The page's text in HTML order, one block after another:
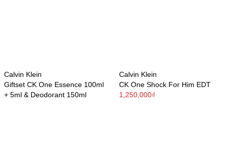
Calvin Klein
Giftset CK One Essence 100ml
+ 5ml & Deodorant 150ml
Calvin Klein
CK One Shock For Him EDT
1,250,000₫